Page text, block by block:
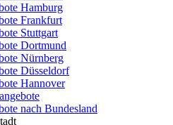
Hamburg
Frankfurt
Stuttgart
Dortmund
Nürnberg
Düsseldorf
Hannover
nach Bundesland